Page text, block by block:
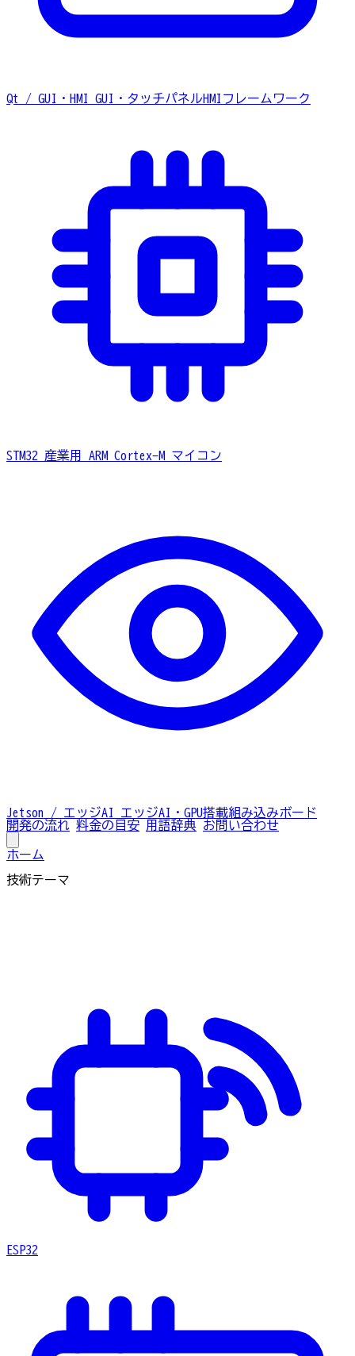
Qt / GUI・HMI GUI・タッチパネルHMIフレームワーク
STM32 産業用 ARM Cortex-M マイコン
Jetson / エッジAI
エッジAI・GPU搭載組み込みボード
開発の流れ 料金の目安 用語辞典 お問い合わせ
ホーム
技術テーマ
ESP32